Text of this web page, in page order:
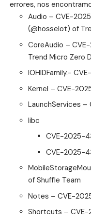
errores, nos
Audio – CVE-
(@hosselot) of
CoreAudio –
Trend Micro Zero
IOHIDFamily.-
Kernel – CVE-
LaunchServices –
libc
CVE-2025-
CVE-2025-
of Shuffle Team
Notes – CVE-
Shortcuts – CVE-